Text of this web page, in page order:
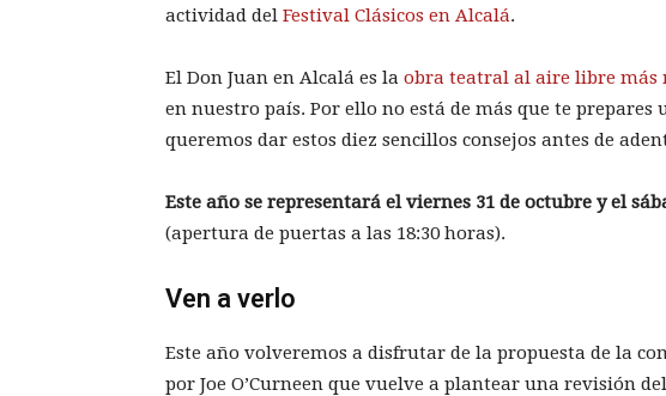
actividad del Festival Clásicos en Alcalá.
El Don Juan en Alcalá es la obra teatral al aire libre
en nuestro país. Por ello no está de más que te prepares
queremos dar estos diez sencillos consejos antes de
Este año se representará el viernes 31 de octubre y el
(apertura de puertas a las 18:30 horas).
Ven a verlo
Este año volveremos a disfrutar de la propuesta de la
por Joe O’Curneen que vuelve a plantear una revisión